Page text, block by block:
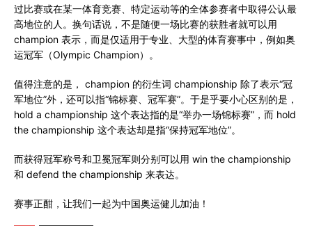
过比赛或在某一体育竞赛、特定运动等的全体参赛者中取得公认最
高地位的人。换句话说，不是随便一场比赛的获胜者就可以用
champion 表示，而是仅适用于专业、大型的体育赛事中，例如奥
运冠军（Olympic Champion）。
值得注意的是， champion 的衍生词 championship 除了表示“冠
军地位”外，还可以指“锦标赛、冠军赛”。于是乎要小心区别的是，
hold a championship 这个表达指的是“举办一场锦标赛”，而 hold
the championship 这个表达却是指“保持冠军地位”。
而获得冠军称号和卫冕冠军则分别可以用 win the championship
和 defend the championship 来表达。
赛事正酣，让我们一起为中国奥运健儿加油！